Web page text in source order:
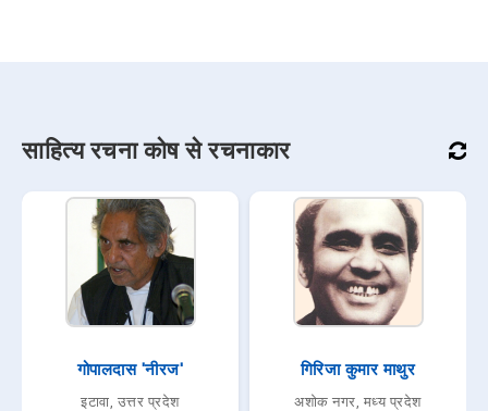
साहित्य रचना कोष से रचनाकार
गोपालदास 'नीरज'
इटावा, उत्तर प्रदेश
गिरिजा कुमार माथुर
अशोक नगर, मध्य प्रदेश